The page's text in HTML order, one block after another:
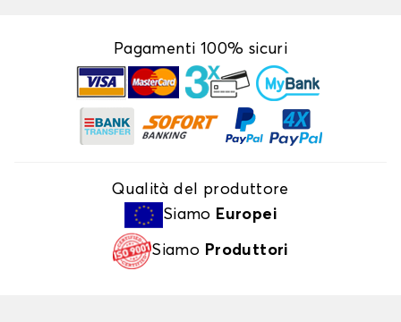
Pagamenti 100% sicuri
Qualità del produttore
Siamo Europei
Siamo Produttori